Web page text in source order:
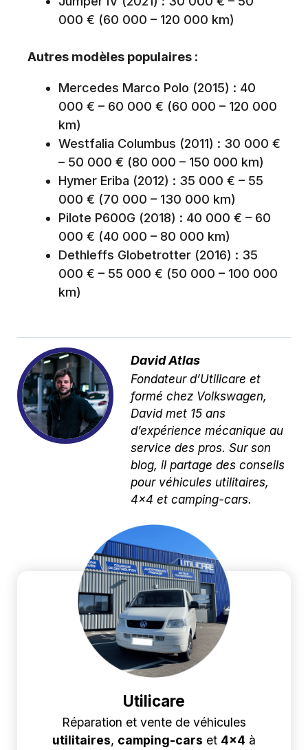
000 € (60 000 – 120 000 km)
Autres modèles populaires :
Mercedes Marco Polo (2015) : 40
000 € – 60 000 € (60 000 – 120 000
km)
Westfalia Columbus (2011) : 30 000 €
– 50 000 € (80 000 – 150 000 km)
Hymer Eriba (2012) : 35 000 € – 55
000 € (70 000 – 130 000 km)
Pilote P600G (2018) : 40 000 € – 60
000 € (40 000 – 80 000 km)
Dethleffs Globetrotter (2016) : 35
000 € – 55 000 € (50 000 – 100 000
km)
David Atlas
Fondateur d’Utilicare et
formé chez Volkswagen,
David met 15 ans
d’expérience mécanique au
service des pros. Sur son
blog, il partage des conseils
pour véhicules utilitaires,
4x4 et camping-cars.
Utilicare
Réparation et vente de véhicules
utilitaires, camping-cars et 4x4 à